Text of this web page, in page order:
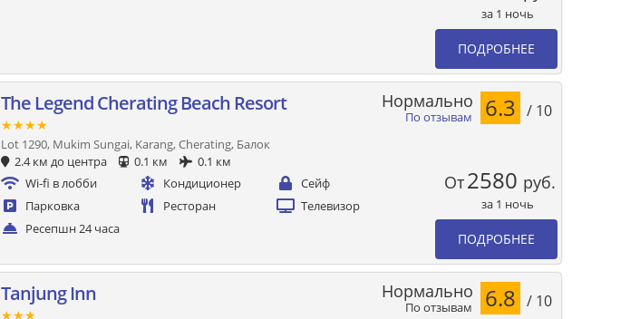
за 1 ночь
ПОДРОБНЕЕ
The Legend Cherating Beach Resort
★★★★
Lot 1290, Mukim Sungai, Karang, Cherating, Балок
2.4 км до центра
0.1 км
0.1 км
Wi-fi в лобби
Кондиционер
Сейф
Парковка
Ресторан
Телевизор
Ресепшн 24 часа
По отзывам
Нормально 6.3 / 10
От2580 руб.
за 1 ночь
ПОДРОБНЕЕ
Tanjung Inn
★★★ По отзывам
Нормально 6.8 / 10